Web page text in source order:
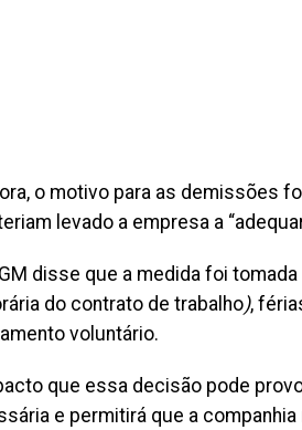
o motivo para as demissões
levado a empresa a
disse que a medida foi
do contrato de trabalho),
voluntário.
que essa decisão pode
e permitirá que a